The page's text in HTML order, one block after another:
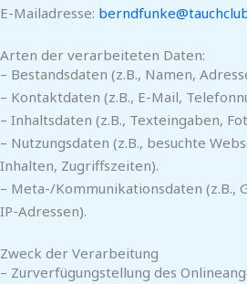
E-Mailadresse:
Arten der verarbeiteten Daten:
– Bestandsdaten (z.B., Namen,
– Kontaktdaten (z.B., E-Mail,
– Inhaltsdaten (z.B., Texteingaben,
– Nutzungsdaten (z.B., besuchte
Inhalten, Zugriffszeiten).
– Meta-/Kommunikationsdaten (z.B.,
IP-Adressen).
Zweck der Verarbeitung
– Zurverfügungstellung des